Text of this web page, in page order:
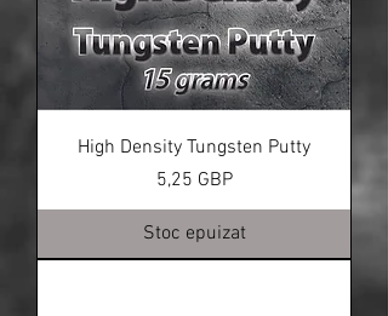
High Density Tungsten Putty
Preț
5,25 GBP
Stoc epuizat